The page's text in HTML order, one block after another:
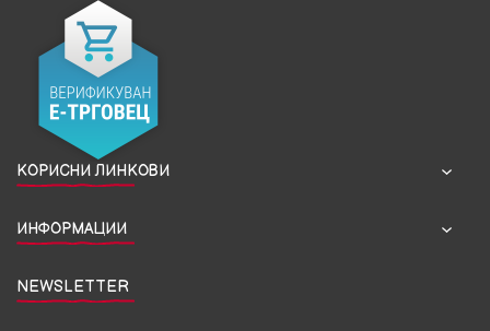
КОРИСНИ ЛИНКОВИ
ИНФОРМАЦИИ
NEWSLETTER